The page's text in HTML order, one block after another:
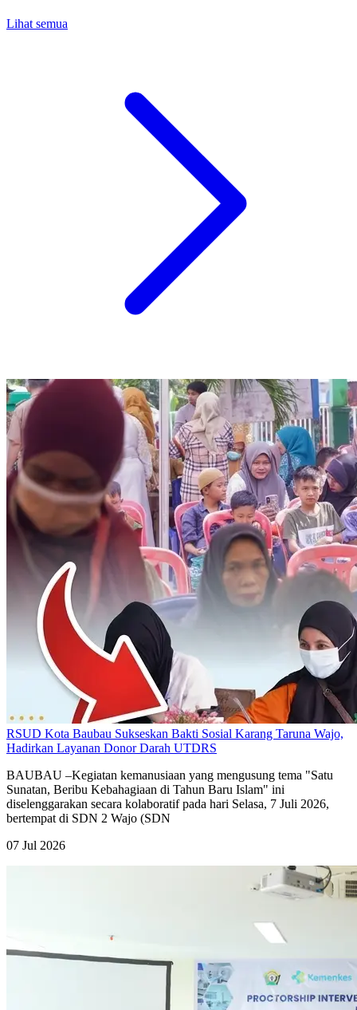
Lihat semua
RSUD Kota Baubau Sukseskan Bakti Sosial Karang Taruna Wajo,
Hadirkan Layanan Donor Darah UTDRS
BAUBAU –Kegiatan kemanusiaan yang mengusung tema "Satu
Sunatan, Beribu Kebahagiaan di Tahun Baru Islam" ini
diselenggarakan secara kolaboratif pada hari Selasa, 7 Juli 2026,
bertempat di SDN 2 Wajo (SDN
07 Jul 2026